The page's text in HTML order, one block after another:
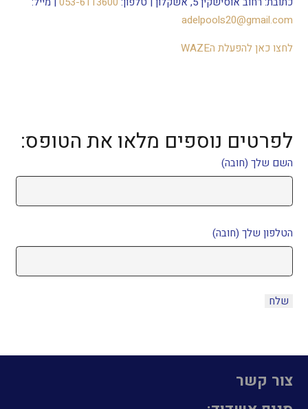
adelpools20@gmail.com
לחצו כאן להפעלת הWAZE
לפרטים נוספים מלאו את הטופס:
השם שלך (חובה)
הטלפון שלך (חובה)
צור קשר